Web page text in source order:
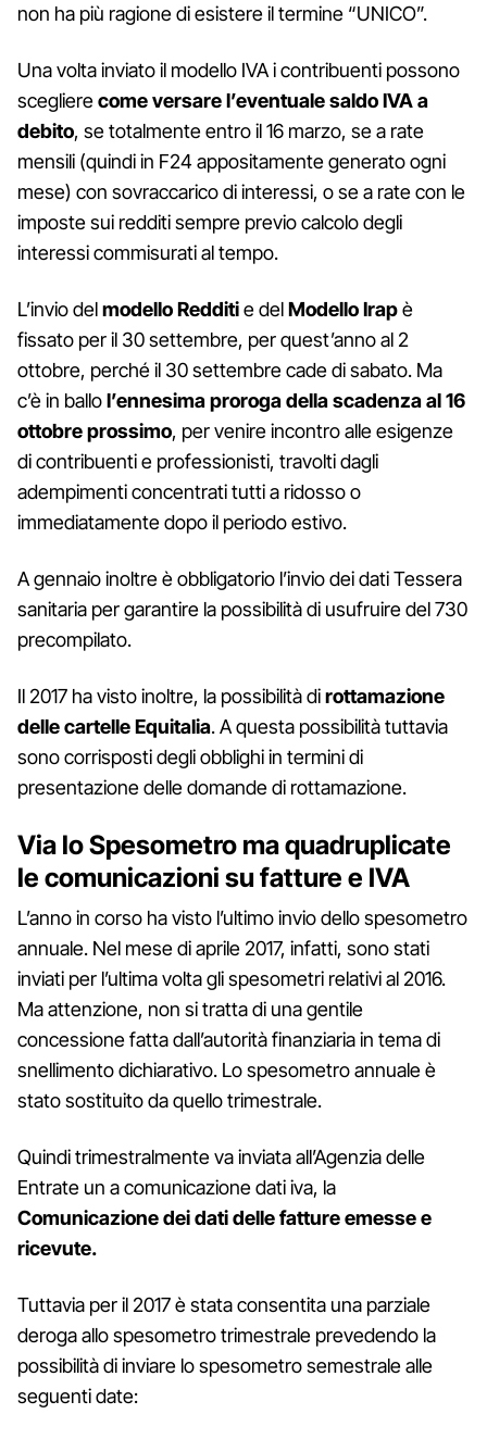
non ha più ragione di esistere il termine “UNICO”.
Una volta inviato il modello IVA i contribuenti possono
sceglierecome versare l’eventuale saldo IVA a
debito, se totalmente entro il 16 marzo, se a rate
mensili (quindi in F24 appositamente generato ogni
mese) con sovraccarico di interessi, o se a rate con le
imposte sui redditi sempre previo calcolo degli
interessi commisurati al tempo.
L’invio delmodello Redditie delModello Irapè
fissato per il 30 settembre, per quest’anno al 2
ottobre, perché il 30 settembre cade di sabato. Ma
c’è in ballol’ennesima proroga della scadenza al 16
ottobre prossimo, per venire incontro alle esigenze
di contribuenti e professionisti, travolti dagli
adempimenti concentrati tutti a ridosso o
immediatamente dopo il periodo estivo.
A gennaio inoltre è obbligatorio l’invio dei dati Tessera
sanitaria per garantire la possibilità di usufruire del 730
precompilato.
Il 2017 ha visto inoltre, la possibilità dirottamazione
delle cartelle Equitalia. A questa possibilità tuttavia
sono corrisposti degli obblighi in termini di
presentazione delle domande di rottamazione.
Via lo Spesometro ma quadruplicate
le comunicazioni su fatture e IVA
L’anno in corso ha visto l’ultimo invio dello spesometro
annuale. Nel mese di aprile 2017, infatti, sono stati
inviati per l’ultima volta gli spesometri relativi al 2016.
Ma attenzione, non si tratta di una gentile
concessione fatta dall’autorità finanziaria in tema di
snellimento dichiarativo. Lo spesometro annuale è
stato sostituito da quello trimestrale.
Quindi trimestralmente va inviata all’Agenzia delle
Entrate un a comunicazione dati iva, la
Comunicazione dei dati delle fatture emesse e
ricevute.
Tuttavia per il 2017 è stata consentita una parziale
deroga allo spesometro trimestrale prevedendo la
possibilità di inviare lo spesometro semestrale alle
seguenti date: